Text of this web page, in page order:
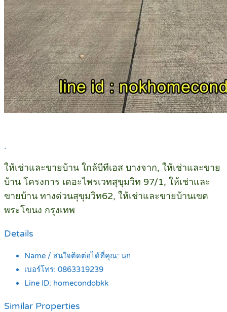
.
ให้เช่าและขายบ้าน ใกล้บีทีเอส บางจาก, ให้เช่าและขาย
บ้าน โครงการ เดอะไพรเวทสุขุมวิท 97/1, ให้เช่าและ
ขายบ้าน ทางด่วนสุขุมวิท62, ให้เช่าและขายบ้านเขต
พระโขนง กรุงเทพ
Details
Name / สนใจติดต่อได้ที่คุณ: นก
เบอร์โทร: 0863319239
Line ID: homecondobkk
Similar Properties